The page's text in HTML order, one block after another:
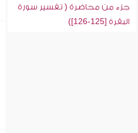
جزء من محاضرة ( تفسير سورة
البقرة [125-126])